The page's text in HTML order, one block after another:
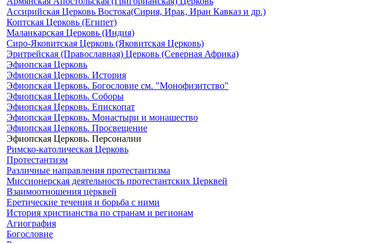
Ассирийская Церковь Востока(Сирия, Ирак, Иран Кавказ и др.)
Коптская Церковь (Египет)
Маланкарская Церковь (Индия)
Сиро-Яковитская Церковь (Яковитская Церковь)
Эритрейская (Православная) Церковь (Северная Африка)
Эфиопская Церковь
Эфиопская Церковь. История
Эфиопская Церковь. Богословие см. "Монофизитство"
Эфиопская Церковь. Соборы
Эфиопская Церковь. Епископат
Эфиопская Церковь. Монастыри и монашество
Эфиопская Церковь. Просвещение
Эфиопская Церковь. Персоналии
Римско-католическая Церковь
Протестантизм
Различные направления протестантизма
Миссионерская деятельность протестантских Церквей
Взаимоотношения церквей
Еретические течения и борьба с ними
История христианства по странам и регионам
Агиография
Богословие